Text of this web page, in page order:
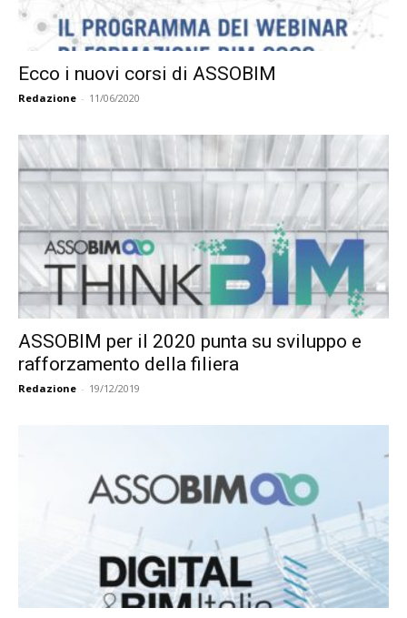
Ecco i nuovi corsi di ASSOBIM
Redazione - 11/06/2020
ASSOBIM per il 2020 punta su sviluppo e
rafforzamento della filiera
Redazione - 19/12/2019